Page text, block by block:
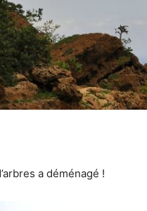
a déménagé !